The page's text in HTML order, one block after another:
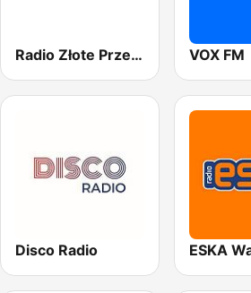
Radio Złote Przeboje VOX FM
Disco Radio ESKA